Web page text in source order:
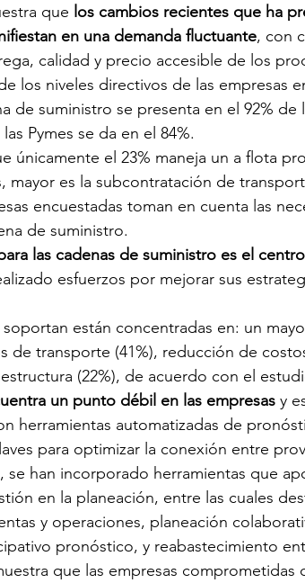
que los cambios recientes que ha
en una demanda fluctuante, con
calidad y precio accesible de los
los niveles directivos de las empresas
de suministro se presenta en el 92% de
Pymes se da en el 84%.
únicamente el 23% maneja un a flota
mayor es la subcontratación de
encuestadas toman en cuenta las
de suministro.
las cadenas de suministro es el
esfuerzos por mejorar sus
están concentradas en: un
de transporte (41%), reducción de
(22%), de acuerdo con el
un punto débil en las empresas y
herramientas automatizadas de
para optimizar la conexión entre
se han incorporado herramientas que
en la planeación, entre las cuales
y operaciones, planeación
pronóstico, y reabastecimiento
que las empresas comprometidas